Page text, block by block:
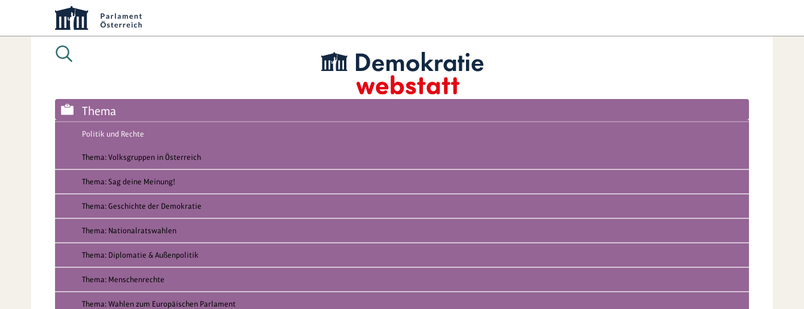
Thema
Politik und Rechte
Thema: Volksgruppen in Österreich
Thema: Sag deine Meinung!
Thema: Geschichte der Demokratie
Thema: Nationalratswahlen
Thema: Diplomatie & Außenpolitik
Thema: Menschenrechte
Thema: Wahlen zum Europäischen Parlament